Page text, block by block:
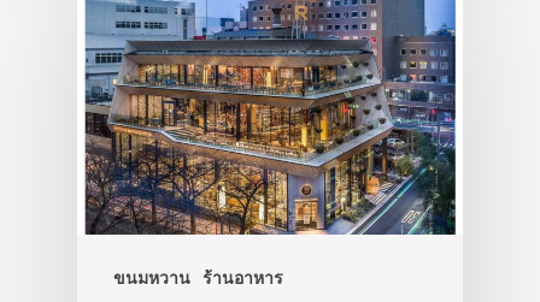
ขนมหวาน ร้านอาหาร